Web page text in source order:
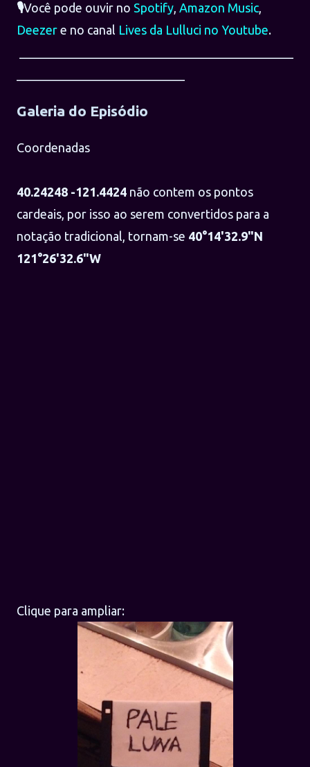
🎙️Você pode ouvir no Spotify, Amazon Music,
Deezer e no canal Lives da Lulluci no Youtube.
Galeria do Episódio
Coordenadas
40.24248 -121.4424 não contem os pontos
cardeais, por isso ao serem convertidos para a
notação tradicional, tornam-se 40°14'32.9"N
121°26'32.6"W
Clique para ampliar: